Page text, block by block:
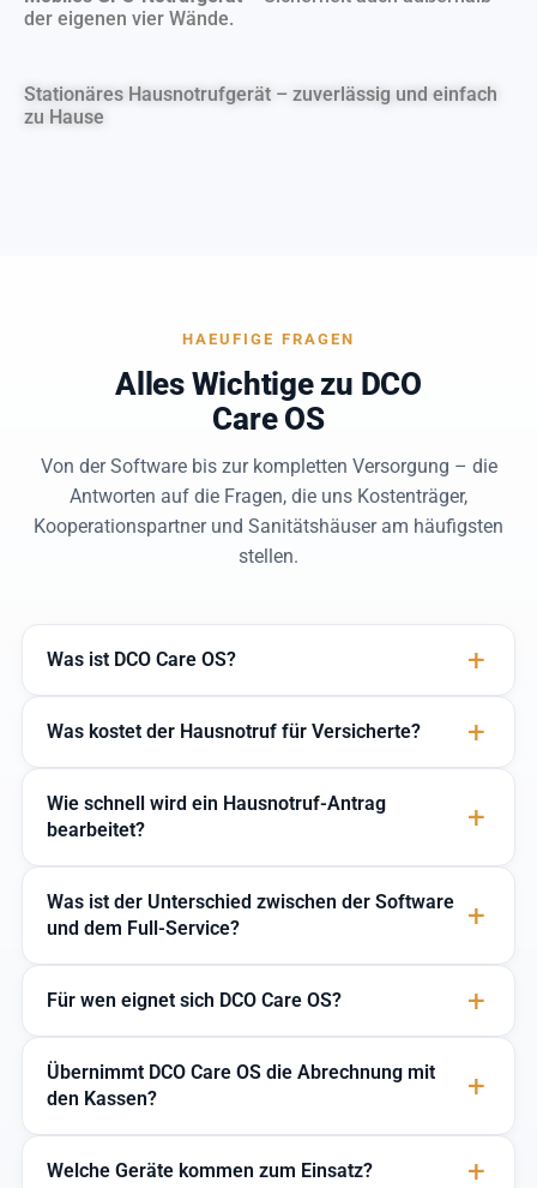
der eigenen vier Wände.
Stationäres Hausnotrufgerät – zuverlässig und einfach
zu Hause
HAEUFIGE FRAGEN
Alles Wichtige zu DCO
Care OS
Von der Software bis zur kompletten Versorgung – die
Antworten auf die Fragen, die uns Kostenträger,
Kooperationspartner und Sanitätshäuser am häufigsten
stellen.
Was ist DCO Care OS?
Was kostet der Hausnotruf für Versicherte?
Wie schnell wird ein Hausnotruf-Antrag
bearbeitet?
Was ist der Unterschied zwischen der Software
und dem Full-Service?
Für wen eignet sich DCO Care OS?
Übernimmt DCO Care OS die Abrechnung mit
den Kassen?
Welche Geräte kommen zum Einsatz?